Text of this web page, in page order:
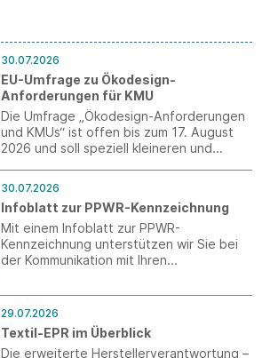
30.07.2026
EU-Umfrage zu Ökodesign-
Anforderungen für KMU
Die Umfrage „Ökodesign-Anforderungen
und KMUs“ ist offen bis zum 17. August
2026 und soll speziell kleineren und
30.07.2026
Infoblatt zur PPWR-Kennzeichnung
Mit einem Infoblatt zur PPWR-
Kennzeichnung unterstützen wir Sie bei
der Kommunikation mit Ihren
29.07.2026
Textil-EPR im Überblick
Die erweiterte Herstellerverantwortung –